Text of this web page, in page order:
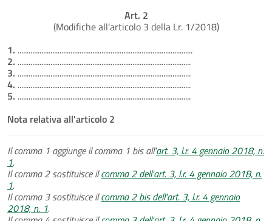
Art. 2
(Modifiche all'articolo 3 della Lr. 1/2018)
1. ................................................................................................
2. ...............................................................................................
3. ...............................................................................................
4. ...............................................................................................
5. ...............................................................................................
Nota relativa all'articolo 2
Il comma 1 aggiunge il comma 1 bis all'art. 3, l.r. 4 gennaio 2018, n.
1.
Il comma 2 sostituisce ilcomma 2 dell'art. 3, l.r. 4 gennaio 2018, n.
1.
Il comma 3 sostituisce ilcomma 2 bis dell'art. 3, l.r. 4 gennaio
2018, n. 1.